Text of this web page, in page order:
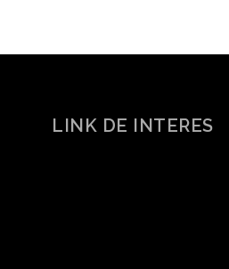
LINK DE INTERES